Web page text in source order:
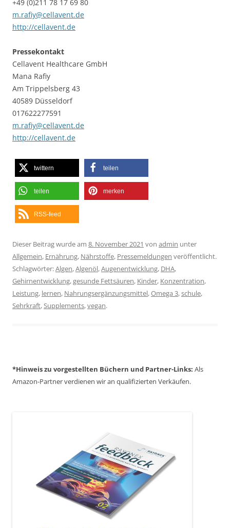
+49 (0)211 78 17 69 80
m.rafiy@cellavent.de
http://cellavent.de
Pressekontakt
Cellavent Healthcare GmbH
Mana Rafiy
Am Trippelsberg 43
40589 Düsseldorf
017622277591
m.rafiy@cellavent.de
http://cellavent.de
twittern teilen
teilen merken
RSS-feed
Dieser Beitrag wurde am 8. November 2021 von admin unter
Allgemein, Ernährung, Nährstoffe, Pressemeldungen veröffentlicht.
Schlagwörter:Algen,Algenöl,Augenentwicklung, DHA,
Gehirnentwicklung,gesunde Fettsäuren, Kinder, Konzentration,
Leistung, lernen, Nahrungsergänzungsmittel,Omega 3,schule,
Sehrkraft,Supplements,vegan.
*Hinweis zu vorgestellten Büchern und Partner-Links: Als
Amazon-Partner verdienen wir an qualifizierten Verkäufen.